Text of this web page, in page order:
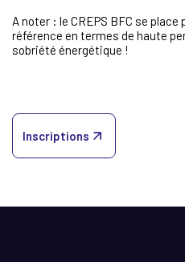
A noter : le CREPS BFC se
référence en termes de haute
sobriété énergétique !
Inscriptions